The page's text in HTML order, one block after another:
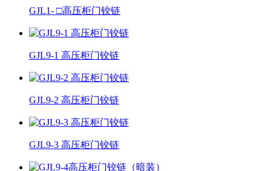
GJL1- □高压柜门铰链
GJL9-1 高压柜门铰链
GJL9-2 高压柜门铰链
GJL9-3 高压柜门铰链